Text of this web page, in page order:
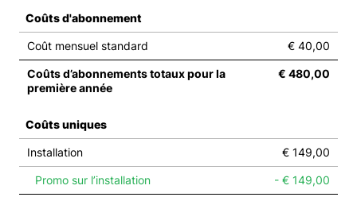
Coûts d'abonnement
Coût mensuel standard € 40,00
Coûts d’abonnements totaux pour la
première année
€ 480,00
Coûts uniques
Installation € 149,00
Promo sur l’installation - € 149,00